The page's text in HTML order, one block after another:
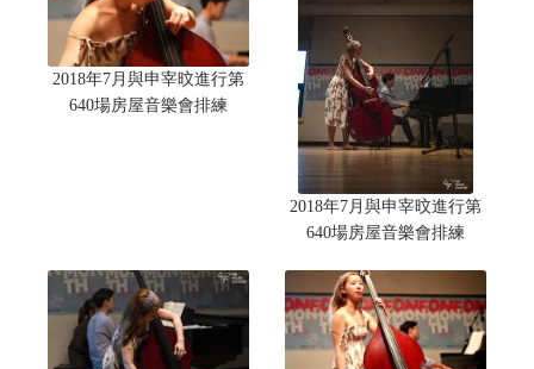
2018年7月與申宰旼進行第
640場房屋音樂會排練
2018年7月與申宰旼進行第
640場房屋音樂會排練